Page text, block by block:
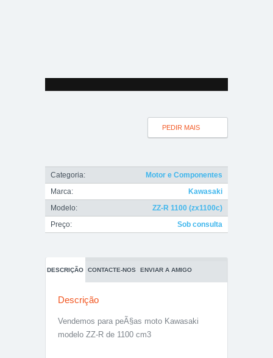
PEDIR MAIS
Categoria:
Motor e Componentes
Marca:
Kawasaki
Modelo:
ZZ-R 1100 (zx1100c)
Preço:
Sob consulta
DESCRIÇÃO CONTACTE-NOS ENVIAR A AMIGO
Descrição
Vendemos para peÃ§as moto Kawasaki
modelo ZZ-R de 1100 cm3